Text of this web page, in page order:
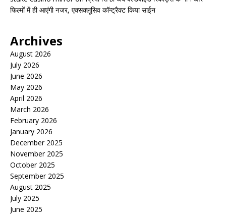
फिल्मों में ही आएंगी नजर, एक्सक्लूसिव कॉन्ट्रैक्ट किया साईन
Archives
August 2026
July 2026
June 2026
May 2026
April 2026
March 2026
February 2026
January 2026
December 2025
November 2025
October 2025
September 2025
August 2025
July 2025
June 2025